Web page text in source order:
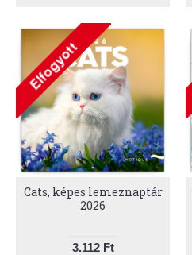
Cats, képes lemeznaptár
2026
3.112 Ft